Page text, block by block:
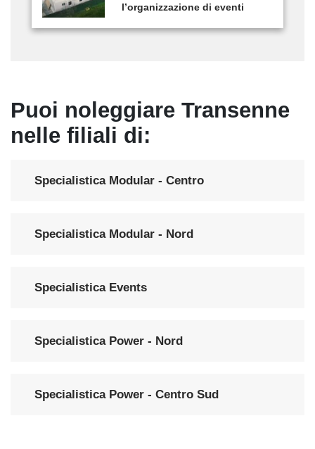
l’organizzazione di eventi
Puoi noleggiare Transenne
nelle filiali di:
Specialistica Modular - Centro
Specialistica Modular - Nord
Specialistica Events
Specialistica Power - Nord
Specialistica Power - Centro Sud